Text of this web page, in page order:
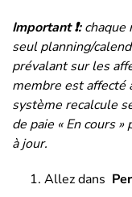
Important ❗: chaque
seul planning/
prévalant sur les
membre est affecté
système recalcule
de paie « En cours
à jour.
Allez dans